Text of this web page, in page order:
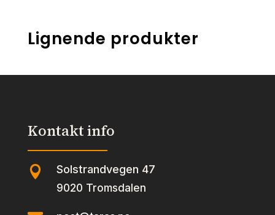
Lignende produkter
Kontakt info
 Solstrandvegen 47
9020 Tromsdalen